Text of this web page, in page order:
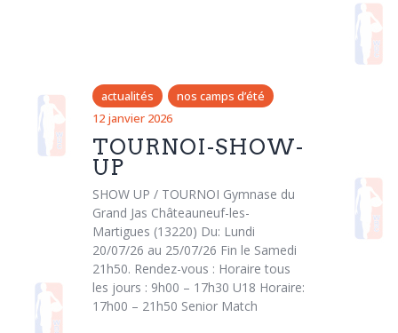
actualités
nos camps d’été
12 janvier 2026
TOURNOI-SHOW-
UP
SHOW UP / TOURNOI Gymnase du
Grand Jas Châteauneuf-les-
Martigues (13220) Du: Lundi
20/07/26 au 25/07/26 Fin le Samedi
21h50. Rendez-vous : Horaire tous
les jours : 9h00 – 17h30 U18 Horaire:
17h00 – 21h50 Senior Match